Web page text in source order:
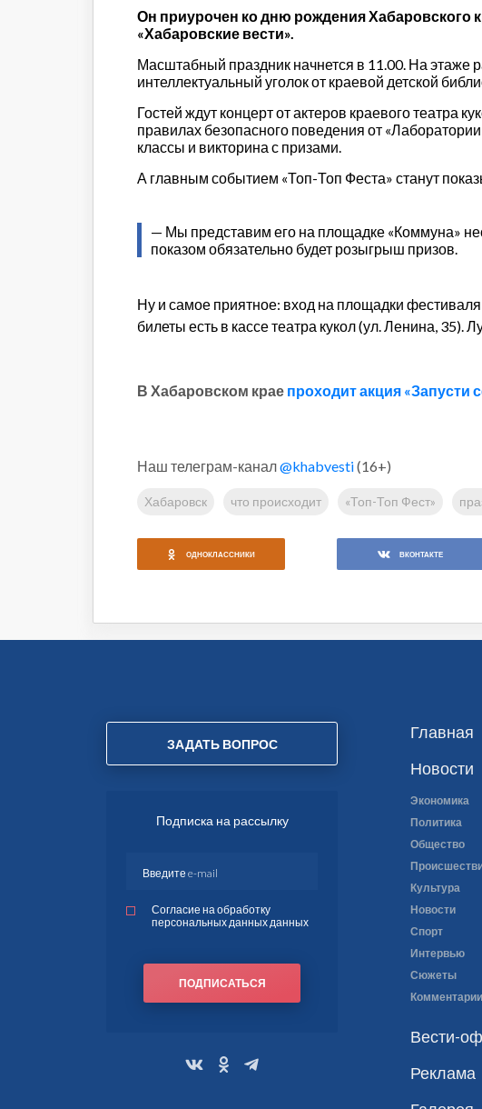
Антифейк
Выборы-2022
Он приурочен ко дню рождения Хабаровского
«Хабаровские вести».
Масштабный праздник начнется в 11.00. На этаже
интеллектуальный уголок от краевой детской
Гостей ждут концерт от актеров краевого театра
правилах безопасного поведения от
классы и викторина с призами.
А главным событием «Топ-Топ Феста» станут
— Мы представим его на площадке «Коммуна»
показом обязательно будет розыгрыш призов.
Ну и самое приятное: вход на площадки
билеты есть в кассе театра кукол (ул. Ленина, 35).
В Хабаровском крае проходит акция «Запусти
Наш телеграм-канал@khabvesti(16+)
Хабаровск что происходит «Топ-Топ Фест»
ОДНОКЛАССНИКИ ВКОНТАКТЕ
Главная
Новости
Экономика
Политика
Общество
Культура
Новости
Спорт
Интервью
Сюжеты
Вести-
Реклама
ЗАДАТЬ ВОПРОС
Подписка на рассылку
Согласие на обработку
персональных данных данных
ПОДПИСАТЬСЯ